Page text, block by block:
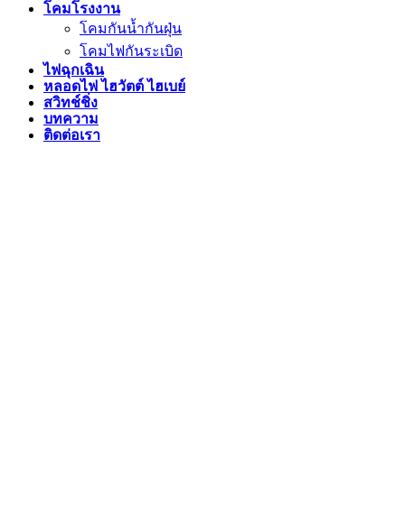
โคมโรงงาน
โคมกันน้ำกันฝุ่น
โคมไฟกันระเบิด
ไฟฉุกเฉิน
หลอดไฟ ไฮวัตต์ ไฮเบย์
สวิทช์ชิ่ง
บทความ
ติดต่อเรา